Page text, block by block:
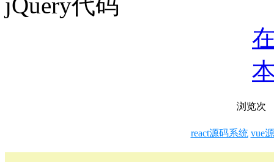
浏览次
react源码系统 vue